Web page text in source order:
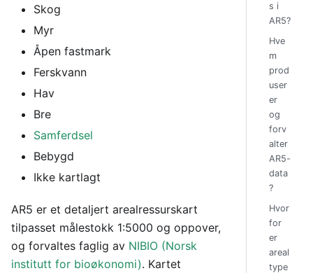
Skog
Myr
Åpen fastmark
Ferskvann
Hav
Bre
Samferdsel
Bebygd
Ikke kartlagt
AR5 er et detaljert arealressurskart
tilpasset målestokk 1:5000 og oppover,
og forvaltes faglig av NIBIO (Norsk
institutt for bioøkonomi). Kartet
s i
AR5?
Hve
m
prod
user
er
og
forv
alter
AR5-
data
?
Hvor
for
er
areal
type